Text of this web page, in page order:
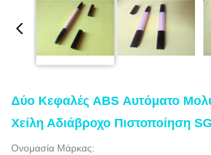
Δύο Κεφαλές ABS Αυτόματο
Χείλη Αδιάβροχο Πιστοποίηση
Ονομασία Μάρκας: